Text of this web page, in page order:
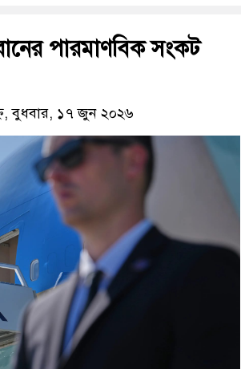
পারমাণবিক সংকট
বুধবার, ১৭ জুন ২০২৬